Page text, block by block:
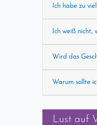
Ich habe zu
Ich weiß nicht,
Wird das
Warum sollte
Lust auf